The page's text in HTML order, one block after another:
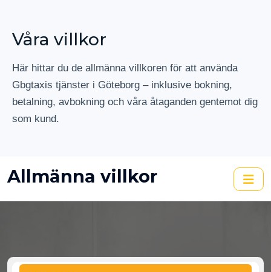
Våra villkor
Här hittar du de allmänna villkoren för att använda
Gbgtaxis tjänster i Göteborg – inklusive bokning,
betalning, avbokning och våra åtaganden gentemot dig
som kund.
Allmänna villkor